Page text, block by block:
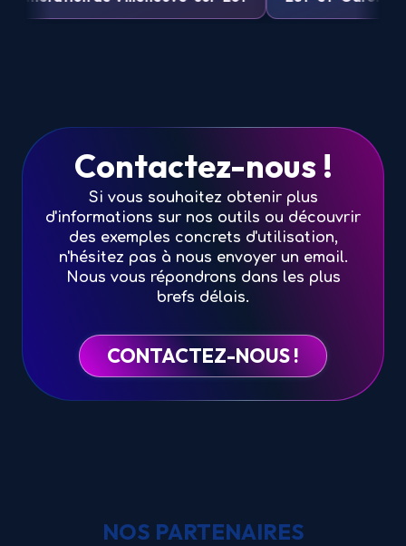
Contactez-nous !
Si vous souhaitez obtenir plus
d'informations sur nos outils ou découvrir
des exemples concrets d'utilisation,
n'hésitez pas à nous envoyer un email.
Nous vous répondrons dans les plus
brefs délais.
CONTACTEZ-NOUS !
NOS PARTENAIRES